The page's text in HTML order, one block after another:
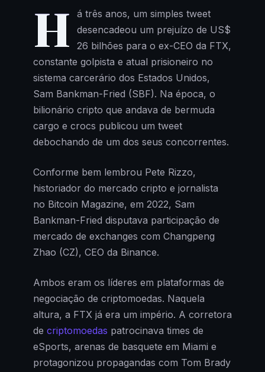
H
á três anos, um simples tweet
desencadeou um prejuízo de US$
26 bilhões para o ex-CEO da FTX,
constante golpista e atual prisioneiro no
sistema carcerário dos Estados Unidos,
Sam Bankman-Fried (SBF). Na época, o
bilionário cripto que andava de bermuda
cargo e crocs publicou um tweet
debochando de um dos seus concorrentes.
Conforme bem lembrou Pete Rizzo,
historiador do mercado cripto e jornalista
no Bitcoin Magazine, em 2022, Sam
Bankman-Fried disputava participação de
mercado de exchanges com Changpeng
Zhao (CZ), CEO da Binance.
Ambos eram os líderes em plataformas de
negociação de criptomoedas. Naquela
altura, a FTX já era um império. A corretora
de criptomoedas patrocinava times de
eSports, arenas de basquete em Miami e
protagonizou propagandas com Tom Brady